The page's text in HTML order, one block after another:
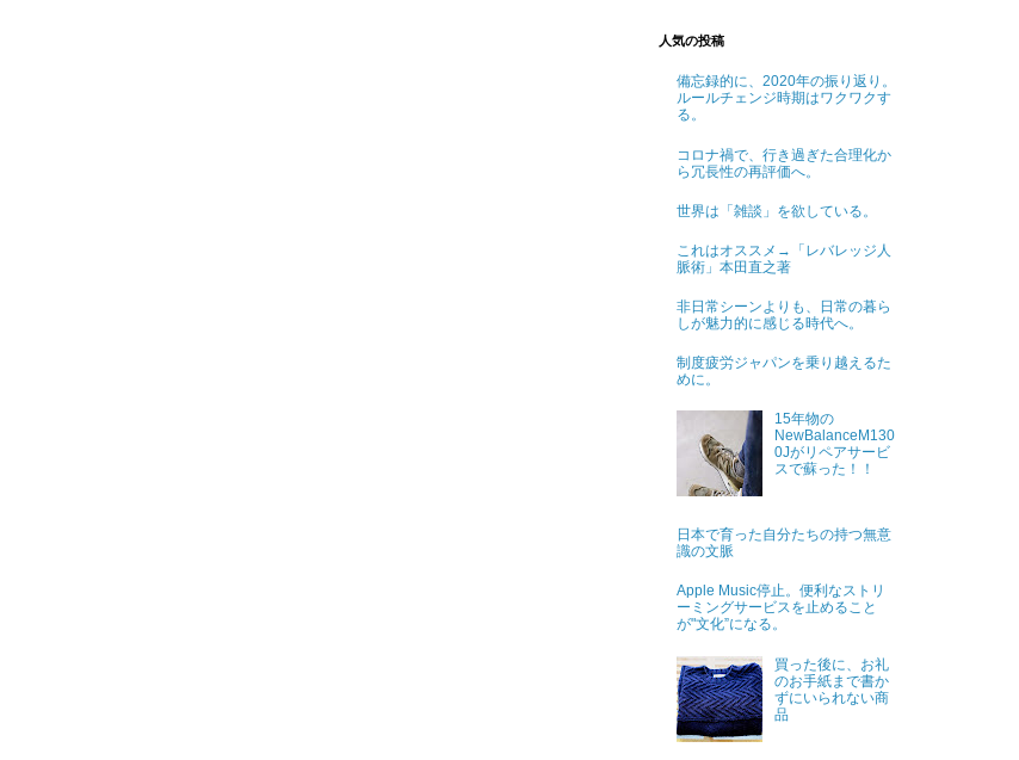
人気の投稿
備忘録的に、2020年の振り返り。
ルールチェンジ時期はワクワクす
る。
コロナ禍で、行き過ぎた合理化か
ら冗長性の再評価へ。
世界は「雑談」を欲している。
これはオススメ→「レバレッジ人
脈術」本田直之著
非日常シーンよりも、日常の暮ら
しが魅力的に感じる時代へ。
制度疲労ジャパンを乗り越えるた
めに。
15年物の
NewBalanceM130
0Jがリペアサービ
スで蘇った！！
日本で育った自分たちの持つ無意
識の文脈
Apple Music停止。便利なストリ
ーミングサービスを止めること
が"文化”になる。
買った後に、お礼
のお手紙まで書か
ずにいられない商
品